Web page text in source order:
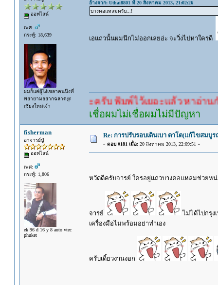
ออฟไลน์
เพศ:
กระทู้: 18,639
ผมก็แค่ผู้โง่เขลาคนนึงที่
พยายามอยากฉลาด@
เชียงใหม่เจ้า
อ้างจาก: Uthai8801 ที่ 20 สิงหาคม 2013, 21:02:26
บางคอแหลมครับ...!
เอแถวนั้นผมนึกไม่ออกเลยอ่ะ จะวิ่งไปหาใครดี
คำตอบนะครับ พิมพ์ไว้เยอะแล้ว หาอ่านกันดู
เชื่อผมไม่เชื่อผมไม่มีปัญหา
fisherman
อาจารย์ปู่
ออฟไลน์
เพศ:
กระทู้: 1,806
ek 96 d 16 y 8 auto vtec
phuket
Re: การปรับรอบเดินเบา ตาโต(แก้ไขสมบู
« ตอบ #181 เมื่อ:20 สิงหาคม 2013, 22:09:51 »
หวัดดีครับจารย์ ใครอยู่แถวบางคอแหลมช่วยหน่
จารย์
ไม่ได้ไปกรุง
เครื่องมือไม่พร้อมอย่าทำเอง
ครับเดี๋ยวงานงอก